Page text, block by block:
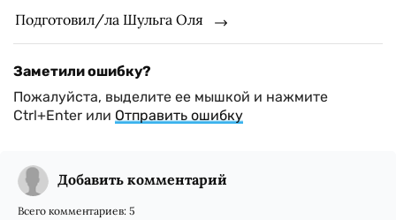
Подготовил/ла Шульга Оля
Заметили ошибку?
Пожалуйста, выделите ее мышкой и нажмите
Ctrl+Enter или Отправить ошибку
Добавить комментарий
Всего комментариев: 5